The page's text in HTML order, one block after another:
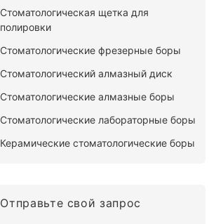
Стоматологическая щетка для
полировки
Стоматологические фрезерные боры
Стоматологический алмазный диск
Стоматологические алмазные боры
Стоматологические лабораторные боры
Керамические стоматологические боры
Отправьте свой запрос